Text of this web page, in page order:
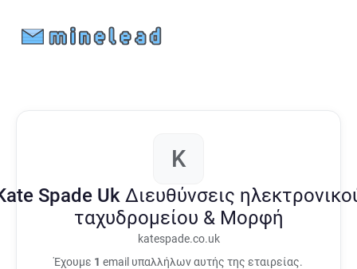
K
Spade Uk Διευθύνσεις
ταχυδρομείου & Μορφή
katespade.co.uk
Έχουμε 1 email υπαλλήλων αυτής της εταιρείας.